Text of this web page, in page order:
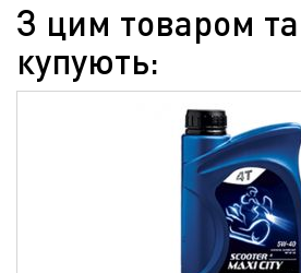
З цим товаром
купують: